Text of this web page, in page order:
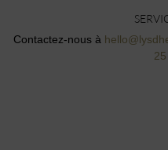
Contactez-nous à